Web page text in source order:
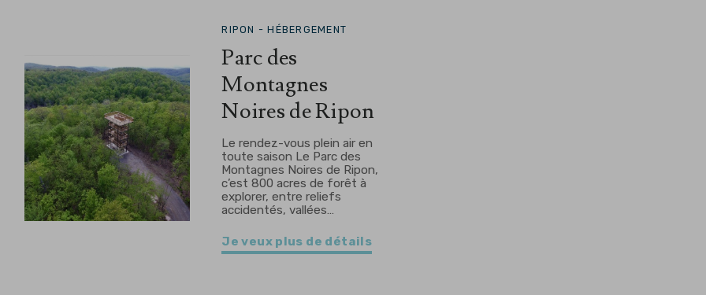
RIPON -HÉBERGEMENT
Parc des
Montagnes
Noires de Ripon
Le rendez-vous plein air en
toute saison Le Parc des
Montagnes Noires de Ripon,
c’est 800 acres de forêt à
explorer, entre reliefs
accidentés, vallées…
Je veux plus de détails